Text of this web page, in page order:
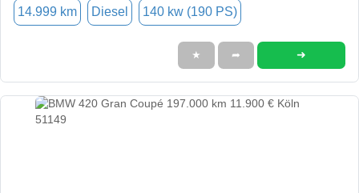
14.999 km Diesel 140 kw (190 PS)
★ ➦ ➜